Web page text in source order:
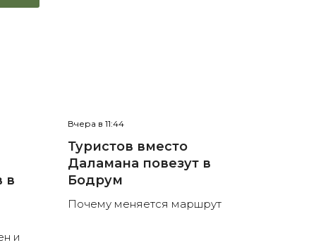
в
и
Вчера в 11:44
Туристов вместо
Даламана повезут в
Бодрум
Почему меняется маршрут